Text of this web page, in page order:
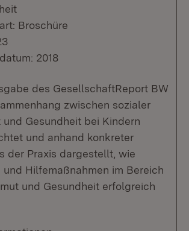
Broschüre
2018
des GesellschaftReport BW
zwischen sozialer
Gesundheit bei Kindern
und anhand konkreter
der Praxis dargestellt, wie
und Hilfemaßnahmen im Bereich
und Gesundheit erfolgreich